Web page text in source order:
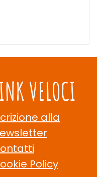
VELOCI
alla
Policy